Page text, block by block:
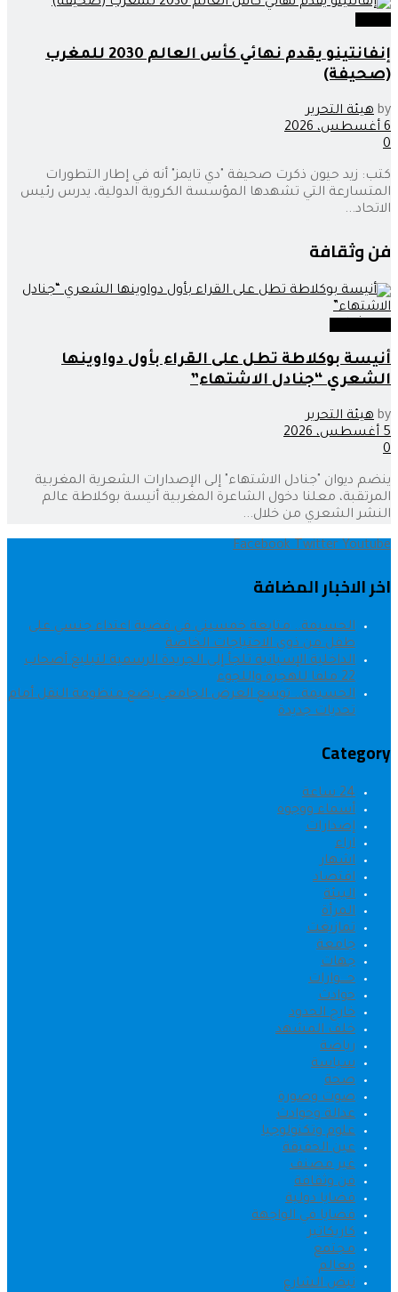
إنفانتينو يقدم نهائي كأس العالم 2030 للمغرب
(صحيفة)
by هيئة التحرير
6 أغسطس، 2026
0
كتب: زيد حيون ذكرت صحيفة "دي تايمز" أنه في إطار التطورات
المتسارعة التي تشهدها المؤسسة الكروية الدولية، يدرس رئيس
الاتحاد...
فن وثقافة
أنيسة بوكلاطة تطل على القراء بأول دواوينها
الشعري “جنادل الاشتهاء”
by هيئة التحرير
5 أغسطس، 2026
0
ينضم ديوان "جنادل الاشتهاء" إلى الإصدارات الشعرية المغربية
المرتقبة، معلنا دخول الشاعرة المغربية أنيسة بوكلاطة عالم
النشر الشعري من خلال...
Facebook Twitter Youtube
اخر الاخبار المضافة
الحسيمة.. متابعة خمسيني في قضية اعتداء جنسي على
طفل من ذوي الاحتياجات الخاصة
الداخلية الإسبانية تلجأ إلى الجريدة الرسمية لتبليغ أصحاب
22 ملفا للهجرة واللجوء
الحسيمة.. توسع العرض الجامعي يضع منظومة النقل أمام
تحديات جديدة
Category
24 ساعة
أسماء ووجوه
إصدارات
اراء
اشهار
اقتصاد
البيئة
المرأة
تمازيغت
جامعة
جهات
حــــوارات
حوادث
خارج الحدود
خلف المشهد
رياضة
سياسة
صحة
صوت وصورة
عدالة وحوادث
علوم وتكنولوجيا
عين الحقيقة
غير مصنف
فن وثقافة
قضايا دولية
قضايا في الواجهة
كاريكاتير
مجتمع
معالم
نبض الشارع